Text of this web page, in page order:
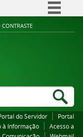
Simplifique!
Legislação
CONTRASTE
do Servidor
Portal
à Informação
Acesso a